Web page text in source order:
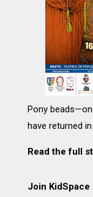
Pony
have returned
Read the full
Join